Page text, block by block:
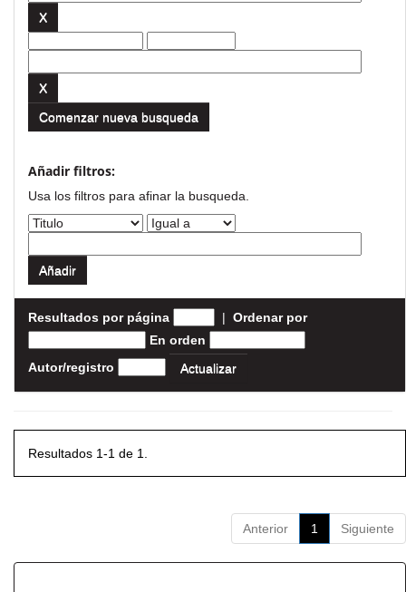
Comenzar nueva busqueda
Añadir filtros:
Usa los filtros para afinar la busqueda.
Resultados por página | Ordenar por
En orden
Autor/registro
Resultados 1-1 de 1.
Anterior 1 Siguiente